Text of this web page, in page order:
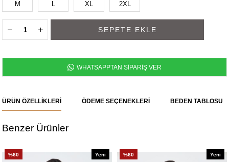
M XL 2XL
WHATSAPPTAN SİPARİŞ VER
ÜRÜN ÖZELLIKLERI ÖDEME SEÇENEKLERI BEDEN TABLOSU
Benzer Ürünler
%60
Yeni
%60
Yeni